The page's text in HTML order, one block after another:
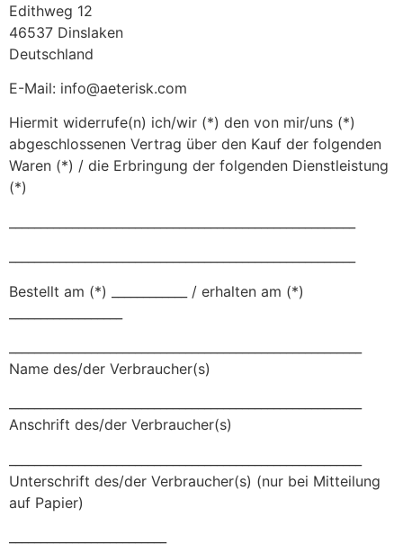
Edithweg 12
46537 Dinslaken
Deutschland
E-Mail: info@aeterisk.com
Hiermit widerrufe(n) ich/wir (*) den von mir/uns (*)
abgeschlossenen Vertrag über den Kauf der folgenden
Waren (*) / die Erbringung der folgenden Dienstleistung
(*)
Bestellt am (*) ____________ / erhalten am (*)
Name des/der Verbraucher(s)
Anschrift des/der Verbraucher(s)
Unterschrift des/der Verbraucher(s) (nur bei Mitteilung
auf Papier)